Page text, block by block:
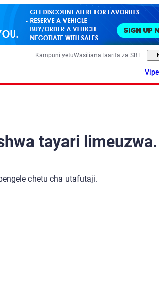
Kampuni yetuWasilianaTaarifa za SBT
tayari limeuzwa.
chetu cha utafutaji.